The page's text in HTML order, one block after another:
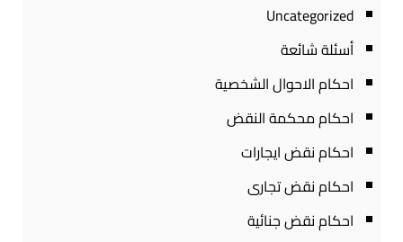
Uncategorized
أسئلة شائعة
احكام الاحوال الشخصية
احكام محكمة النقض
احكام نقض ايجارات
احكام نقض تجارى
احكام نقض جنائية